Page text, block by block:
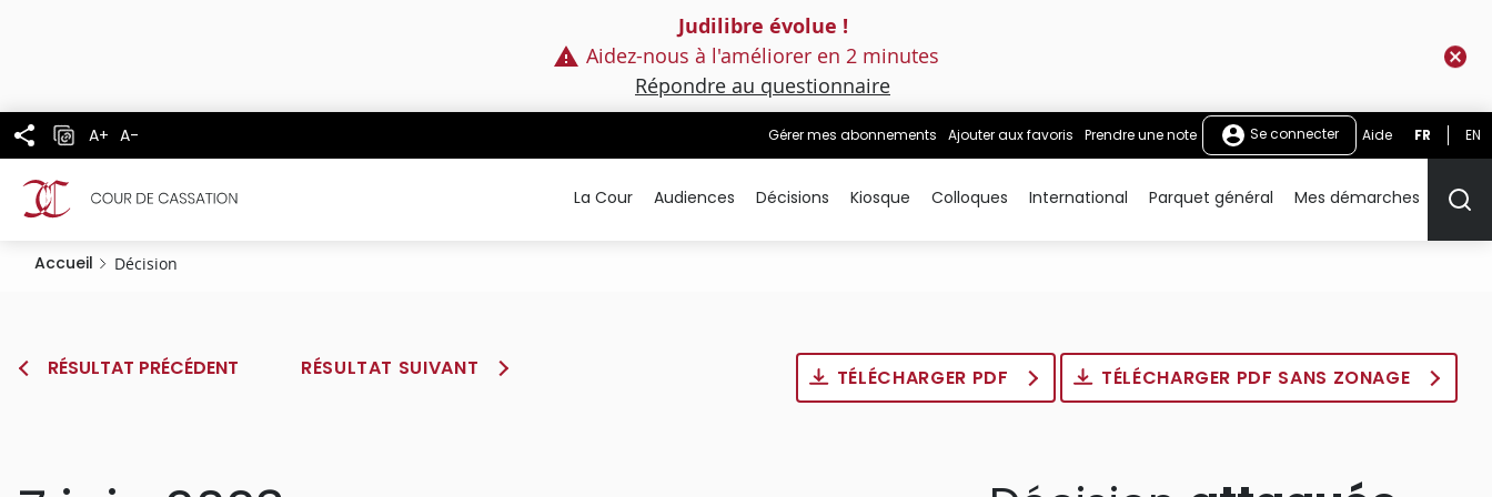
Judilibre évolue !
Aidez-nous à l'améliorer en 2 minutes
Répondre au questionnaire
A+ A- Gérer mes abonnements Ajouter aux favoris Prendre une note Se connecter Aide FR EN
La Cour Audiences Décisions Kiosque Colloques International Parquet général Mes démarches
Accueil Décision
TÉLÉCHARGER PDF TÉLÉCHARGER PDF SANS ZONAGE
RÉSULTAT PRÉCÉDENT RÉSULTAT SUIVANT